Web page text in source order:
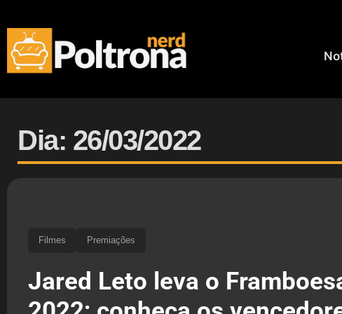
Dia: 26/03/2022
Filmes Premiações
Jared Leto leva o